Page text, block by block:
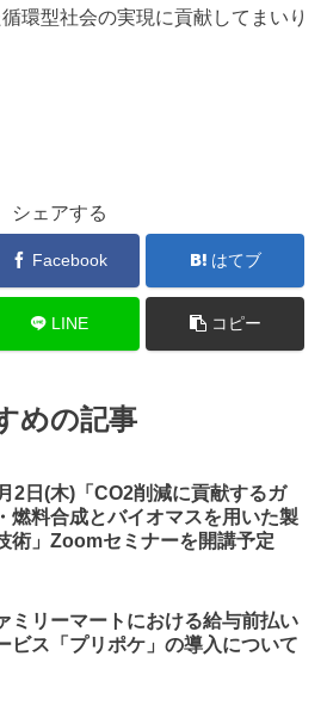
環型社会の実現に貢献してまいり
シェアする
Facebook はてブ
LINE コピー
めの記事
2日(木)「CO2削減に貢献するガ
燃料合成とバイオマスを用いた製
術」Zoomセミナーを開講予定
ミリーマートにおける給与前払い
ビス「プリポケ」の導入について